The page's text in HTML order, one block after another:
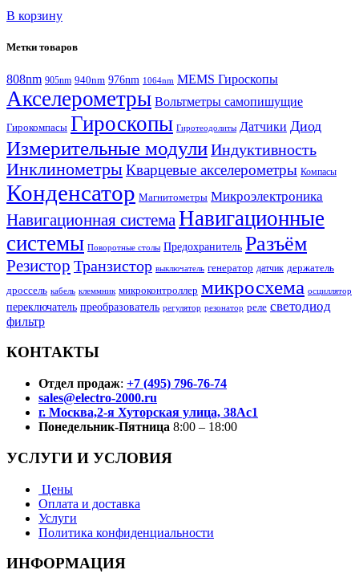
В корзину
Метки товаров
808nm 905nm 940nm 976nm 1064nm MEMS Гироскопы
Акселерометры Вольтметры самопишущие
Гирокомпасы Гироскопы Гиротеодолиты Датчики Диод
Измерительные модулиИндуктивность
ИнклинометрыКварцевые акселерометры Компасы
Конденсатор Магнитометры Микроэлектроника
Навигационная система Навигационные
системы Поворотные столы Предохранитель Разъём
Резистор Транзистор выключатель генератор датчик держатель
дроссель кабель клеммник микроконтроллер микросхема осциллятор
переключатель преобразователь регулятор резонатор реле светодиод
фильтр
КОНТАКТЫ
Отдел продаж: +7 (495) 796-76-74
sales@electro-2000.ru
г. Москва,2-я Хуторская улица, 38Ас1
Понедельник-Пятница 8:00 – 18:00
УСЛУГИ И УСЛОВИЯ
Цены
Оплата и доставка
Услуги
Политика конфиденциальности
ИНФОРМАЦИЯ